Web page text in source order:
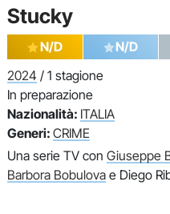
Stucky
N/D N/D
2024 / 1 stagione
In preparazione
Nazionalità: ITALIA
Generi: CRIME
Una serie TV con Giuseppe
Barbora Bobulova e Diego